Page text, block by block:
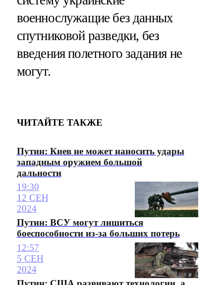
военнослужащие без данных
спутниковой разведки, без
введения полетного задания не
могут.
ЧИТАЙТЕ ТАКЖЕ
Путин: Киев не может наносить удары
западным оружием большой
дальности
19:30
12 СЕН
2024
Путин: ВСУ могут лишиться
боеспособности из-за больших потерь
12:57
5 СЕН
2024